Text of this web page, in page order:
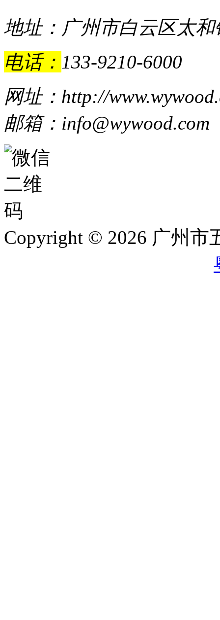
地址：广州市白云区太
电话： 133-9210-6000
网址：http://
邮箱：info@wywood.com
Copyright © 2026 广州